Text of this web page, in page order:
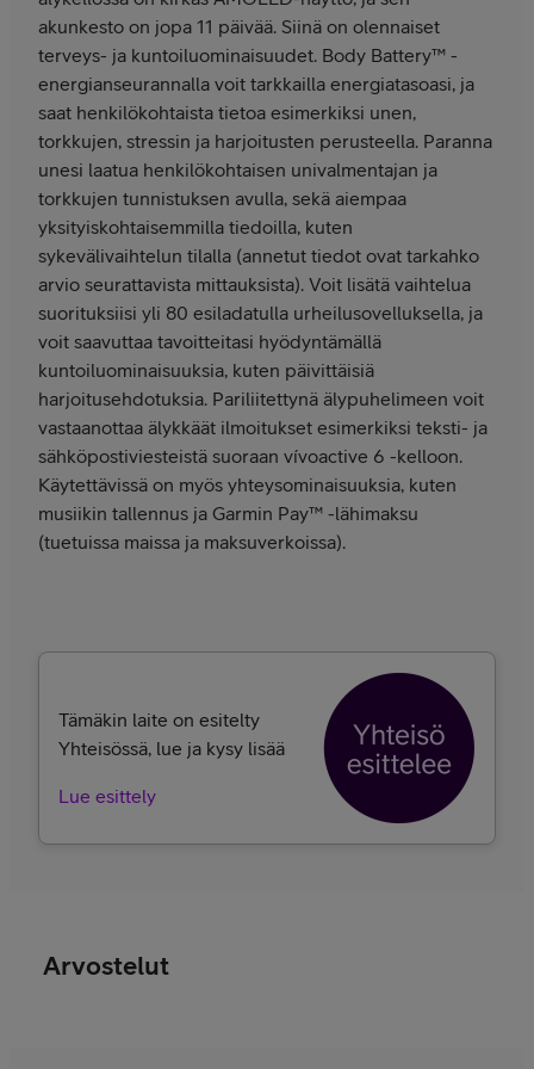
akunkesto on jopa 11 päivää. Siinä on olennaiset
terveys- ja kuntoiluominaisuudet. Body Battery™ -
energianseurannalla voit tarkkailla energiatasoasi, ja
saat henkilökohtaista tietoa esimerkiksi unen,
torkkujen, stressin ja harjoitusten perusteella. Paranna
unesi laatua henkilökohtaisen univalmentajan ja
torkkujen tunnistuksen avulla, sekä aiempaa
yksityiskohtaisemmilla tiedoilla, kuten
sykevälivaihtelun tilalla (annetut tiedot ovat tarkahko
arvio seurattavista mittauksista). Voit lisätä vaihtelua
suorituksiisi yli 80 esiladatulla urheilusovelluksella, ja
voit saavuttaa tavoitteitasi hyödyntämällä
kuntoiluominaisuuksia, kuten päivittäisiä
harjoitusehdotuksia. Pariliitettynä älypuhelimeen voit
vastaanottaa älykkäät ilmoitukset esimerkiksi teksti- ja
sähköpostiviesteistä suoraan vívoactive 6 -kelloon.
Käytettävissä on myös yhteysominaisuuksia, kuten
musiikin tallennus ja Garmin Pay™ -lähimaksu
(tuetuissa maissa ja maksuverkoissa).
Tämäkin laite on esitelty
Yhteisössä, lue ja kysy lisää
Lue esittely
Arvostelut